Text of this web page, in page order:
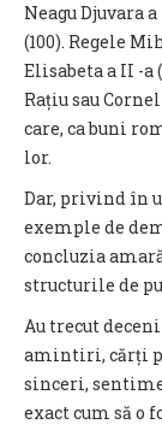
COTATII BVB
Neagu Djuvara
(100). Regele
Elisabeta a II -
Rațiu sau
care, ca buni
lor.
Dar, privind în
exemple de
concluzia
structurile de
Au trecut
amintiri, cărți
sinceri,
exact cum să o